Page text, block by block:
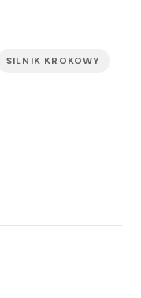
SILNIK KROKOWY